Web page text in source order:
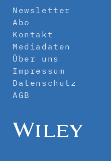
Newsletter
Abo
Kontakt
Mediadaten
Über uns
Impressum
Datenschutz
AGB